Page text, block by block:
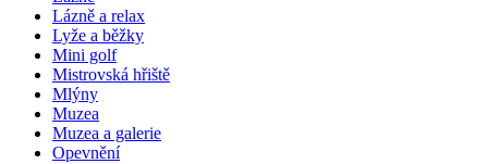
Lázně a relax
Lyže a běžky
Mini golf
Mistrovská hřiště
Mlýny
Muzea
Muzea a galerie
Opevnění